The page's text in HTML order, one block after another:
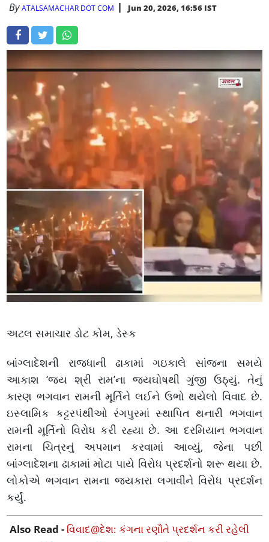
ByATALSAMACHAR DOT COM Jun 20, 2026, 16:56 IST
અટલ સમાચાર ડોટ કોમ, ડેસ્ક
બાંગ્લાદેશની રાજધાની ઢાકામાં ગઇકાલે સાંજના સમયે
આકાશ ‘જય શ્રી રામ’ના જયઘોષથી ગુંજી ઉઠ્યું. તેનું
કારણ ભગવાન રામની મૂર્તિને લઈને ઉભો થયેલો વિવાદ છે.
ઇસ્લામિક કટ્ટરપંથીઓ રંગપુરમાં સ્થાપિત થનારી ભગવાન
રામની મૂર્તિનો વિરોધ કરી રહ્યા છે. આ દરમિયાન ભગવાન
રામના ચિત્રનું અપમાન કરવામાં આવ્યું, જેના પછી
બાંગ્લાદેશના ઢાકામાં મોટા પાયે વિરોધ પ્રદર્શનો શરૂ થયા છે.
લોકોએ ભગવાન રામના જયકારા લગાવીને વિરોધ પ્રદર્શન
કર્યું.
Also Read - વિવાદ@દેશ: કંગના રણૌતે પ્રદર્શન કરી રહેલી